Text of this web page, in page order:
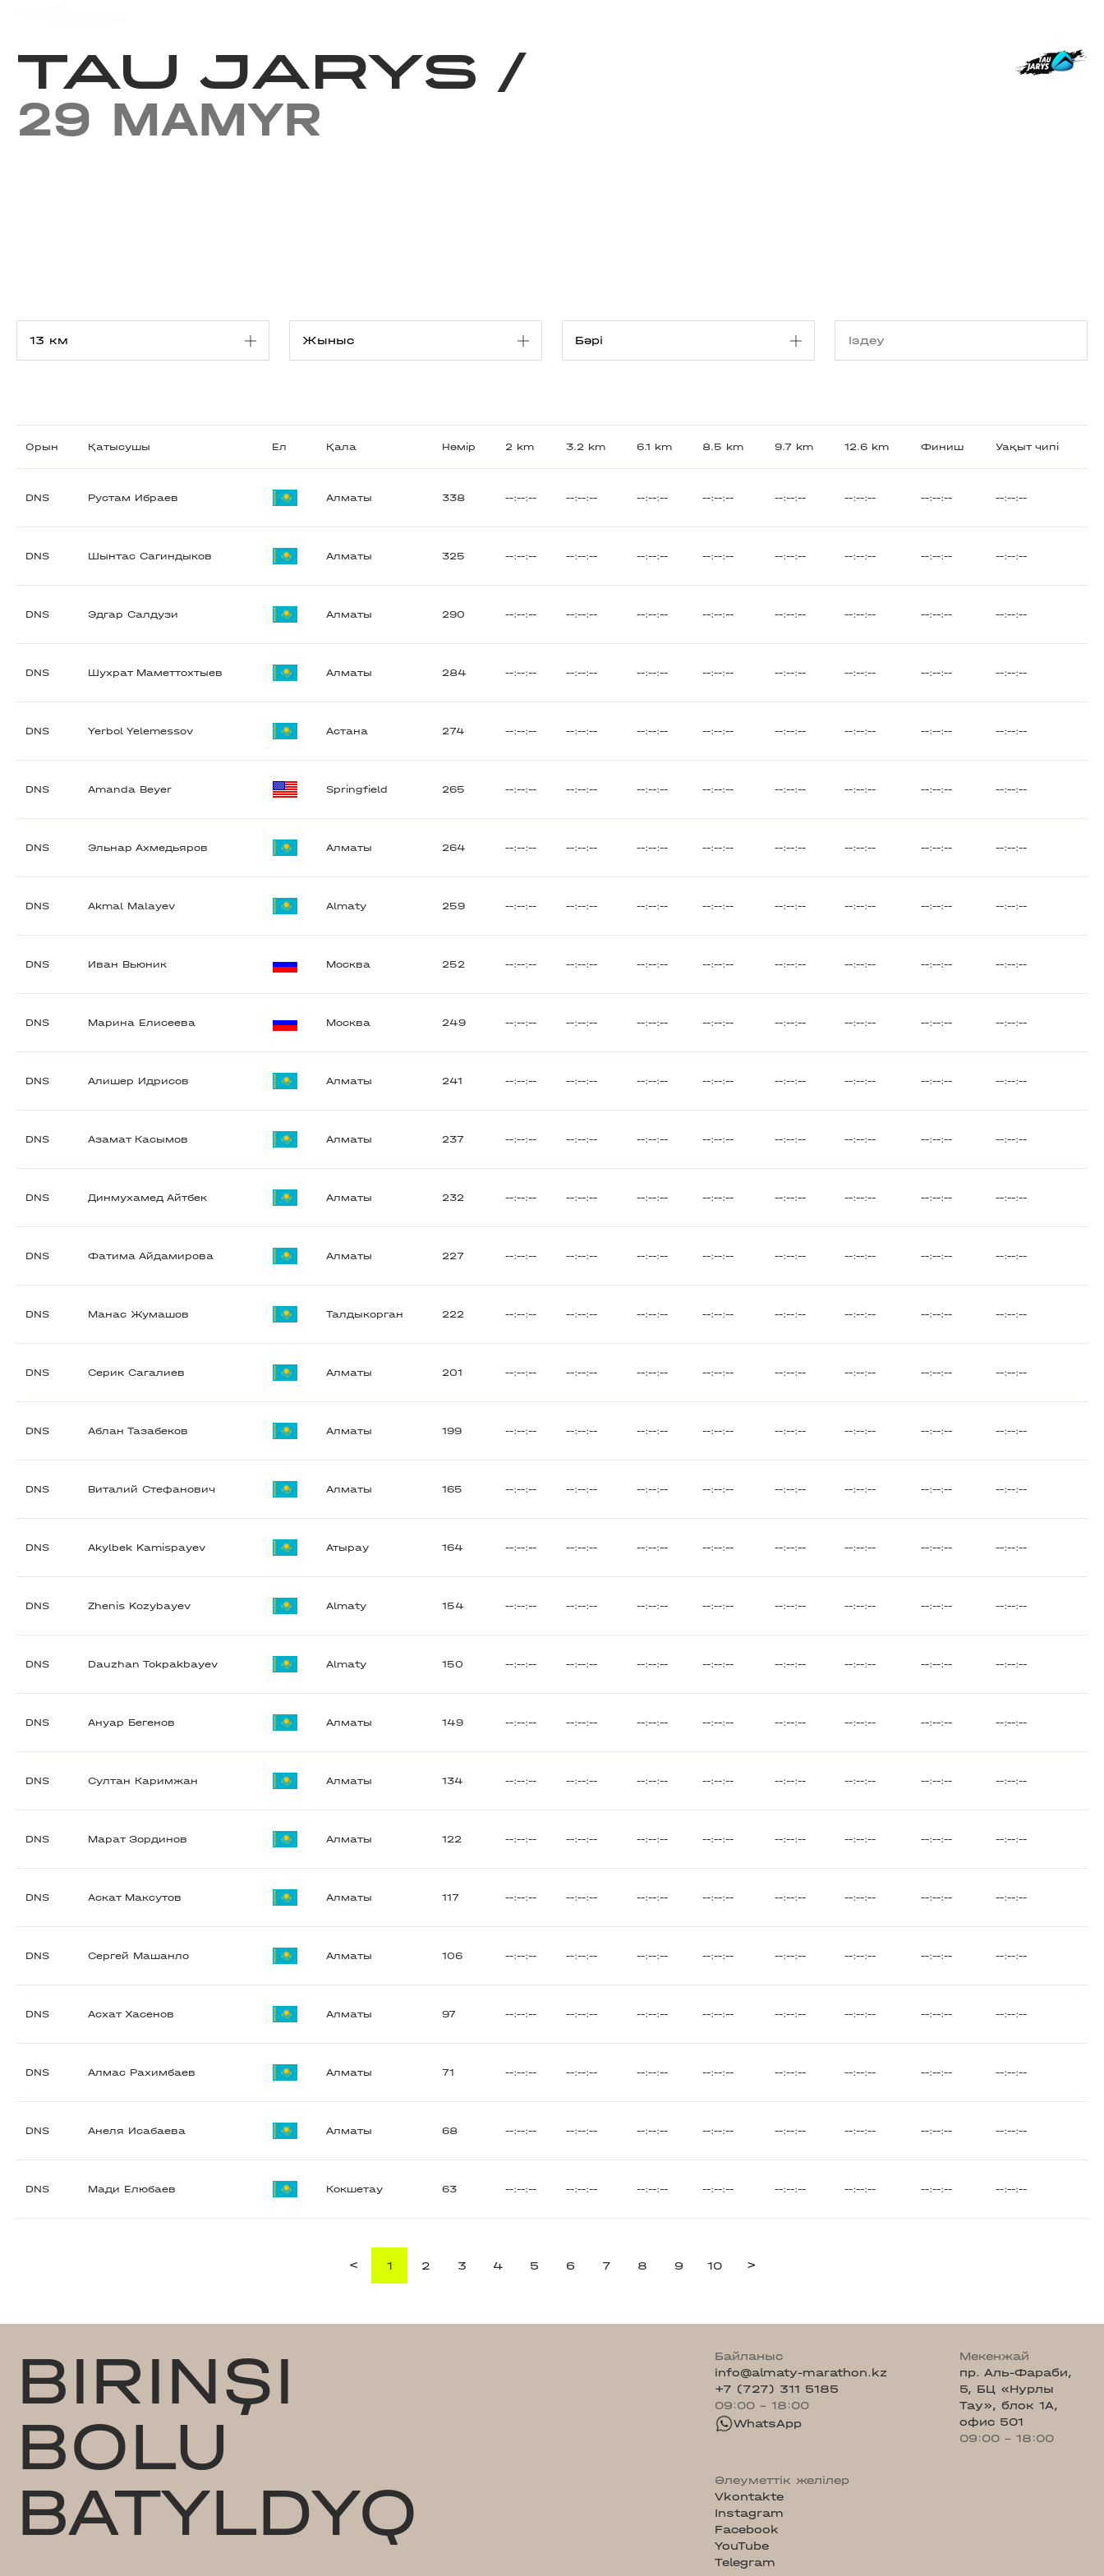
TAU JARYS /
29 MAMYR
Орын Қатысушы Ел Қала Нөмір 2 km 3.2 km 6.1 km 8.5 km 9.7 km 12.6 km Финиш Уақыт чипі
DNS Рустам Ибраев Алматы 338 --:--:-- --:--:-- --:--:-- --:--:-- --:--:-- --:--:-- --:--:-- --:--:--
DNS Шынтас Сагиндыков Алматы 325 --:--:-- --:--:-- --:--:-- --:--:-- --:--:-- --:--:-- --:--:-- --:--:--
DNS Эдгар Салдузи Алматы 290 --:--:-- --:--:-- --:--:-- --:--:-- --:--:-- --:--:-- --:--:-- --:--:--
DNS Шухрат Маметтохтыев Алматы 284 --:--:-- --:--:-- --:--:-- --:--:-- --:--:-- --:--:-- --:--:-- --:--:--
DNS Yerbol Yelemessov Астана 274 --:--:-- --:--:-- --:--:-- --:--:-- --:--:-- --:--:-- --:--:-- --:--:--
DNS Amanda Beyer Springfield 265 --:--:-- --:--:-- --:--:-- --:--:-- --:--:-- --:--:-- --:--:-- --:--:--
DNS Эльнар Ахмедьяров Алматы 264 --:--:-- --:--:-- --:--:-- --:--:-- --:--:-- --:--:-- --:--:-- --:--:--
DNS Akmal Malayev Almaty 259 --:--:-- --:--:-- --:--:-- --:--:-- --:--:-- --:--:-- --:--:-- --:--:--
DNS Иван Вьюник Москва 252 --:--:-- --:--:-- --:--:-- --:--:-- --:--:-- --:--:-- --:--:-- --:--:--
DNS Марина Елисеева Москва 249 --:--:-- --:--:-- --:--:-- --:--:-- --:--:-- --:--:-- --:--:-- --:--:--
DNS Алишер Идрисов Алматы 241 --:--:-- --:--:-- --:--:-- --:--:-- --:--:-- --:--:-- --:--:-- --:--:--
DNS Азамат Касымов Алматы 237 --:--:-- --:--:-- --:--:-- --:--:-- --:--:-- --:--:-- --:--:-- --:--:--
DNS Динмухамед Айтбек Алматы 232 --:--:-- --:--:-- --:--:-- --:--:-- --:--:-- --:--:-- --:--:-- --:--:--
DNS Фатима Айдамирова Алматы 227 --:--:-- --:--:-- --:--:-- --:--:-- --:--:-- --:--:-- --:--:-- --:--:--
DNS Манас Жумашов Талдыкорган 222 --:--:-- --:--:-- --:--:-- --:--:-- --:--:-- --:--:-- --:--:-- --:--:--
DNS Серик Сагалиев Алматы 201 --:--:-- --:--:-- --:--:-- --:--:-- --:--:-- --:--:-- --:--:-- --:--:--
DNS Аблан Тазабеков Алматы 199 --:--:-- --:--:-- --:--:-- --:--:-- --:--:-- --:--:-- --:--:-- --:--:--
DNS Виталий Стефанович Алматы 165 --:--:-- --:--:-- --:--:-- --:--:-- --:--:-- --:--:-- --:--:-- --:--:--
DNS Akylbek Kamispayev Атырау 164 --:--:-- --:--:-- --:--:-- --:--:-- --:--:-- --:--:-- --:--:-- --:--:--
DNS Zhenis Kozybayev Almaty 154 --:--:-- --:--:-- --:--:-- --:--:-- --:--:-- --:--:-- --:--:-- --:--:--
DNS Dauzhan Tokpakbayev Almaty 150 --:--:-- --:--:-- --:--:-- --:--:-- --:--:-- --:--:-- --:--:-- --:--:--
DNS Ануар Бегенов Алматы 149 --:--:-- --:--:-- --:--:-- --:--:-- --:--:-- --:--:-- --:--:-- --:--:--
DNS Султан Каримжан Алматы 134 --:--:-- --:--:-- --:--:-- --:--:-- --:--:-- --:--:-- --:--:-- --:--:--
DNS Марат Зординов Алматы 122 --:--:-- --:--:-- --:--:-- --:--:-- --:--:-- --:--:-- --:--:-- --:--:--
DNS Аскат Максутов Алматы 117 --:--:-- --:--:-- --:--:-- --:--:-- --:--:-- --:--:-- --:--:-- --:--:--
DNS Сергей Машанло Алматы 106 --:--:-- --:--:-- --:--:-- --:--:-- --:--:-- --:--:-- --:--:-- --:--:--
DNS Асхат Хасенов Алматы 97 --:--:-- --:--:-- --:--:-- --:--:-- --:--:-- --:--:-- --:--:-- --:--:--
DNS Алмас Рахимбаев Алматы 71 --:--:-- --:--:-- --:--:-- --:--:-- --:--:-- --:--:-- --:--:-- --:--:--
DNS Анеля Исабаева Алматы 68 --:--:-- --:--:-- --:--:-- --:--:-- --:--:-- --:--:-- --:--:-- --:--:--
DNS Мади Елюбаев Кокшетау 63 --:--:-- --:--:-- --:--:-- --:--:-- --:--:-- --:--:-- --:--:-- --:--:--
< 1 2 3 4 5 6 7 8 9 10 >
BIRINŞI
BOLU
BATYLDYQ
Байланыс
info@almaty-marathon.kz
+7 (727) 311 5185
09:00 - 18:00
WhatsApp
Мекенжай
пр. Аль-Фараби,
5, БЦ «Нурлы
Тау», блок 1А,
офис 501
09:00 - 18:00
Әлеуметтік желілер
Vkontakte
Instagram
Facebook
YouTube
Telegram